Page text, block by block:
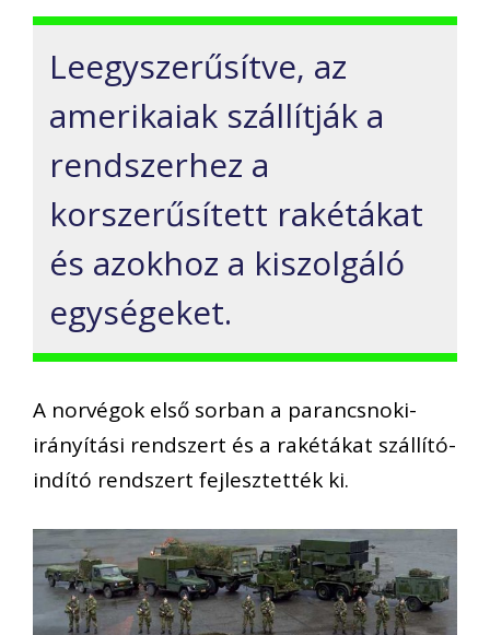
Leegyszerűsítve, az
amerikaiak szállítják a
rendszerhez a
korszerűsített rakétákat
és azokhoz a kiszolgáló
egységeket.
A norvégok első sorban a parancsnoki-
irányítási rendszert és a rakétákat szállító-
indító rendszert fejlesztették ki.